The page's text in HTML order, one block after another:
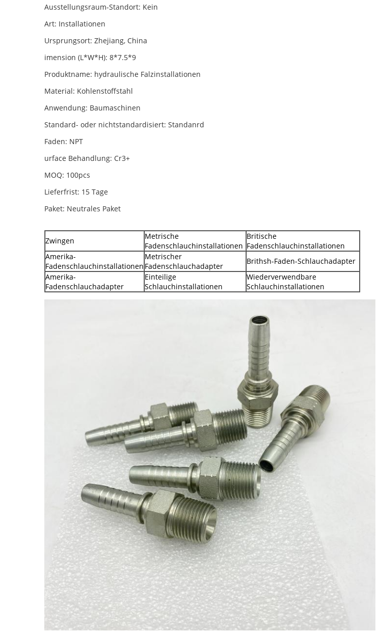
Ausstellungsraum-Standort: Kein
Art: Installationen
Ursprungsort: Zhejiang, China
imension (L*W*H): 8*7.5*9
Produktname: hydraulische Falzinstallationen
Material: Kohlenstoffstahl
Anwendung: Baumaschinen
Standard- oder nichtstandardisiert: Standanrd
Faden: NPT
urface Behandlung: Cr3+
MOQ: 100pcs
Lieferfrist: 15 Tage
Paket: Neutrales Paket
Zwingen
Metrische
Fadenschlauchinstallationen
Britische
Fadenschlauchinstallationen
Amerika-
Fadenschlauchinstallationen
Metrischer
Fadenschlauchadapter
Brithsh-Faden-Schlauchadapter
Amerika-
Fadenschlauchadapter
Einteilige
Schlauchinstallationen
Wiederverwendbare
Schlauchinstallationen